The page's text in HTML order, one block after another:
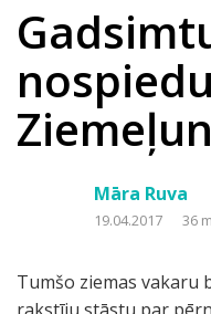
Māra Ruva
19.04.2017 36
Tumšo ziemas vakaru